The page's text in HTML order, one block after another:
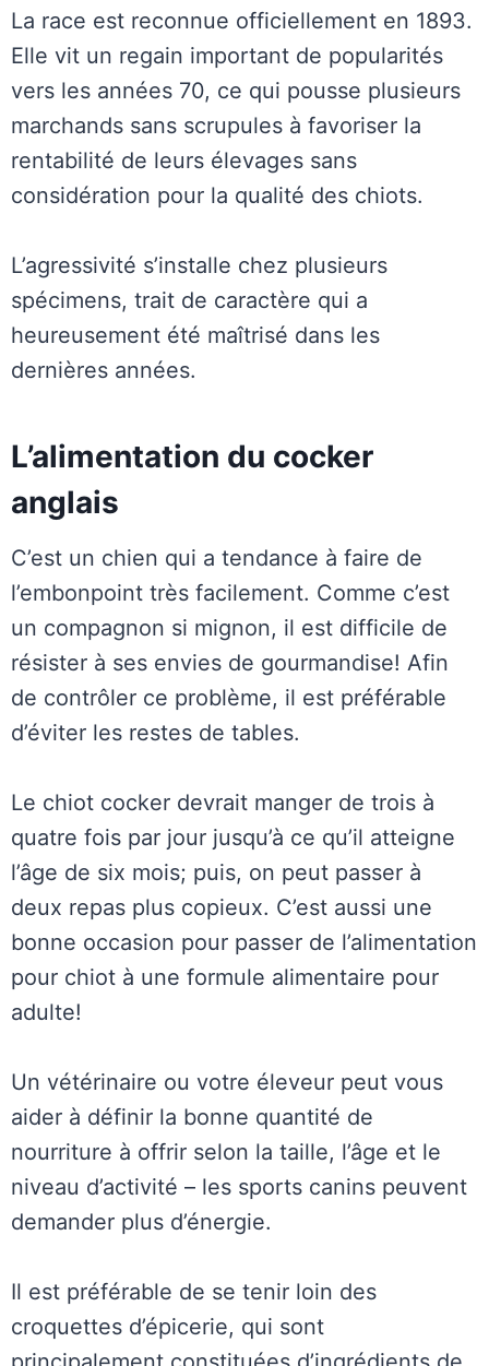
La race est reconnue officiellement en 1893.
Elle vit un regain important de popularités
vers les années 70, ce qui pousse plusieurs
marchands sans scrupules à favoriser la
rentabilité de leurs élevages sans
considération pour la qualité des chiots.
L’agressivité s’installe chez plusieurs
spécimens, trait de caractère qui a
heureusement été maîtrisé dans les
dernières années.
L’alimentation du cocker
anglais
C’est un chien qui a tendance à faire de
l’embonpoint très facilement. Comme c’est
un compagnon si mignon, il est difficile de
résister à ses envies de gourmandise! Afin
de contrôler ce problème, il est préférable
d’éviter les restes de tables.
Le chiot cocker devrait manger de trois à
quatre fois par jour jusqu’à ce qu’il atteigne
l’âge de six mois; puis, on peut passer à
deux repas plus copieux. C’est aussi une
bonne occasion pour passer de l’alimentation
pour chiot à une formule alimentaire pour
adulte!
Un vétérinaire ou votre éleveur peut vous
aider à définir la bonne quantité de
nourriture à offrir selon la taille, l’âge et le
niveau d’activité – les sports canins peuvent
demander plus d’énergie.
Il est préférable de se tenir loin des
croquettes d’épicerie, qui sont